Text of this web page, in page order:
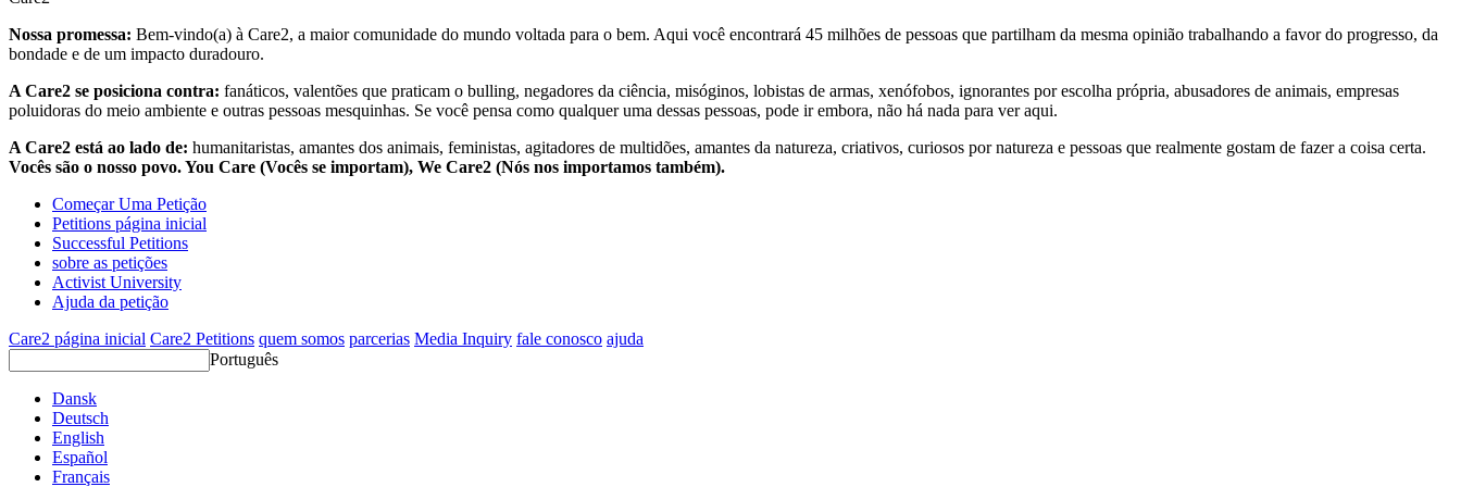
Nossa promessa: Bem-vindo(a) à Care2, a maior comunidade do mundo voltada para o bem. Aqui você encontrará 45 milhões de pessoas que partilham da mesma opinião trabalhando a favor do progresso, da
bondade e de um impacto duradouro.
A Care2 se posiciona contra: fanáticos, valentões que praticam o bulling, negadores da ciência, misóginos, lobistas de armas, xenófobos, ignorantes por escolha própria, abusadores de animais, empresas
poluidoras do meio ambiente e outras pessoas mesquinhas. Se você pensa como qualquer uma dessas pessoas, pode ir embora, não há nada para ver aqui.
A Care2 está ao lado de: humanitaristas, amantes dos animais, feministas, agitadores de multidões, amantes da natureza, criativos, curiosos por natureza e pessoas que realmente gostam de fazer a coisa certa.
Vocês são o nosso povo. You Care (Vocês se importam), We Care2 (Nós nos importamos também).
Começar Uma Petição
Petitions página inicial
Successful Petitions
sobre as petições
Activist University
Ajuda da petição
Care2 página inicial Care2 Petitions quem somos parcerias Media Inquiry fale conosco ajuda
Português
Dansk
Deutsch
English
Español
Français